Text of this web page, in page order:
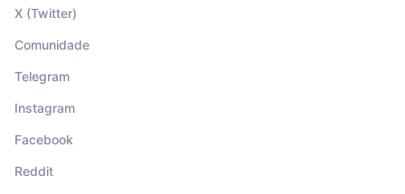
X (Twitter)
Comunidade
Telegram
Instagram
Facebook
Reddit